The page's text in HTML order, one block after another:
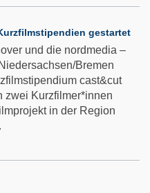
gestartet
und die nordmedia –
Bremen
cast&cut
zwei Kurzfilmer*innen
in der Region